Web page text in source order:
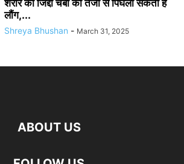
शरीर की जिद्दी चर्बी को तेजी से पिघला सकती है
लौंग,...
Shreya Bhushan - March 31, 2025
ABOUT US